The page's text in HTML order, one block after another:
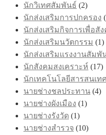
นักวิเทศสัมพันธ์ (2)
นักส่งเสริมการปกครอง
นักส่งเสริมกิจการเพื่อสั
นักส่งเสริมนวัตกรรม (1)
นักส่งเสริมแรงงานสัมพั
นักสังคมสงเคราะห์ (17)
นักเทคโนโลยีสารสนเท
นายช่างชลประทาน (4)
นายช่างผังเมือง (1)
นายช่างรังวัด (1)
นายช่างสำรวจ (10)